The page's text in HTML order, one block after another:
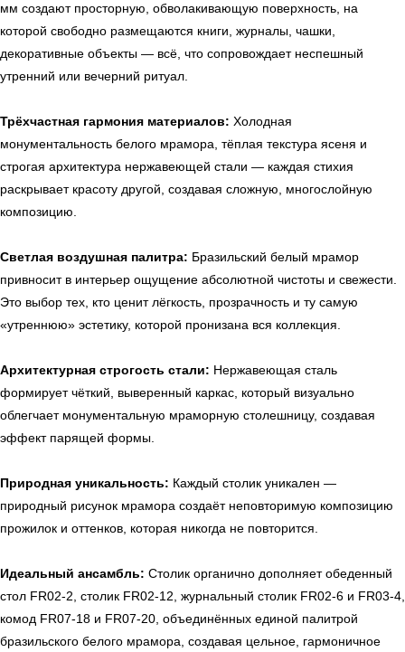
мм создают просторную, обволакивающую поверхность, на
которой свободно размещаются книги, журналы, чашки,
декоративные объекты — всё, что сопровождает неспешный
утренний или вечерний ритуал.
Трёхчастная гармония материалов: Холодная
монументальность белого мрамора, тёплая текстура ясеня и
строгая архитектура нержавеющей стали — каждая стихия
раскрывает красоту другой, создавая сложную, многослойную
композицию.
Светлая воздушная палитра: Бразильский белый мрамор
привносит в интерьер ощущение абсолютной чистоты и свежести.
Это выбор тех, кто ценит лёгкость, прозрачность и ту самую
«утреннюю» эстетику, которой пронизана вся коллекция.
Архитектурная строгость стали: Нержавеющая сталь
формирует чёткий, выверенный каркас, который визуально
облегчает монументальную мраморную столешницу, создавая
эффект парящей формы.
Природная уникальность: Каждый столик уникален —
природный рисунок мрамора создаёт неповторимую композицию
прожилок и оттенков, которая никогда не повторится.
Идеальный ансамбль: Столик органично дополняет обеденный
стол FR02-2, столик FR02-12, журнальный столик FR02-6 и FR03-4,
комод FR07-18 и FR07-20, объединённых единой палитрой
бразильского белого мрамора, создавая цельное, гармоничное